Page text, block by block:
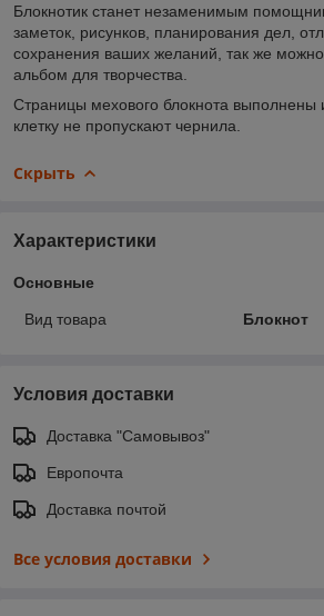
Блокнотик станет незаменимым
заметок, рисунков, планирования дел,
сохранения ваших желаний, так же можно
альбом для творчества.
Страницы мехового блокнота выполнены
клетку не пропускают чернила.
Скрыть
Характеристики
Основные
Вид товара Блокнот
Условия доставки
Доставка "Самовывоз"
Европочта
Доставка почтой
Все условия доставки